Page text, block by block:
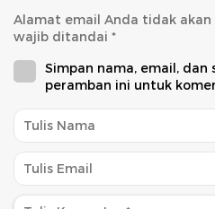
Alamat email Anda tidak akan
wajib ditandai *
Simpan nama, email, dan
peramban ini untuk